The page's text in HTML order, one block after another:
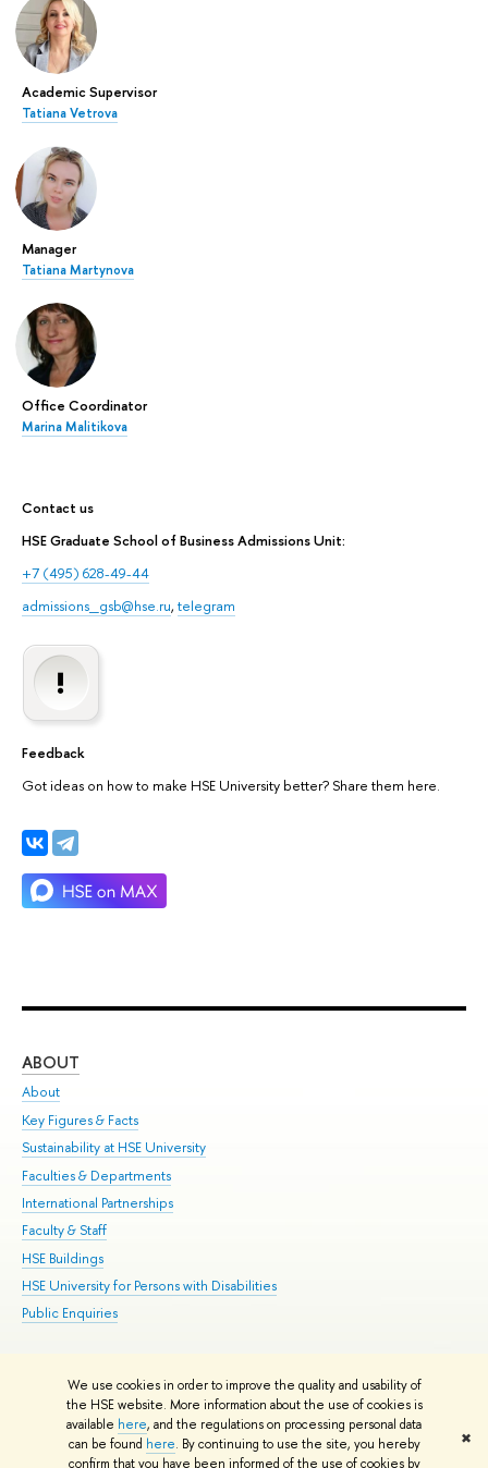
We use cookies in order to improve the quality and usability of
the HSE website. More information about the use of cookies is
available here, and the regulations on processing personal data
can be found here. By continuing to use the site, you hereby
confirm that you have been informed of the use of cookies by
✖
Academic Supervisor
Tatiana Vetrova
Manager
Tatiana Martynova
Office Coordinator
Marina Malitikova
Contact us
HSE Graduate School of Business Admissions Unit:
+7 (495) 628-49-44
admissions_gsb@hse.ru, telegram
Feedback
Got ideas on how to make HSE University better? Share them here.
ABOUT
About
Key Figures & Facts
Sustainability at HSE University
Faculties & Departments
International Partnerships
Faculty & Staff
HSE Buildings
HSE University for Persons with Disabilities
Public Enquiries
© HSE University 1993–2026 Contacts Copyright Privacy Policy